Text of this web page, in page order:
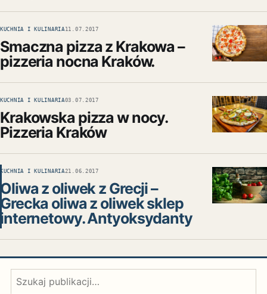
KUCHNIA I KULINARIA 11.07.2017
Smaczna pizza z Krakowa –
pizzeria nocna Kraków.
KUCHNIA I KULINARIA03.07.2017
Krakowska pizza w nocy.
Pizzeria Kraków
KUCHNIA I KULINARIA21.06.2017
Oliwa z oliwek z Grecji –
Grecka oliwa z oliwek sklep
internetowy. Antyoksydanty
Szukaj: